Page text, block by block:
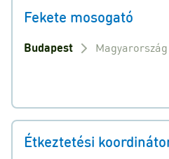
Fekete mosogató
Budapest Magyarország
Étkeztetési